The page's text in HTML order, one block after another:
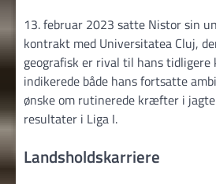
13. februar 2023 satte Nistor sin
kontrakt med Universitatea Cluj,
geografisk er rival til hans tidligere
indikerede både hans fortsatte
ønske om rutinerede kræfter i
resultater i Liga I.
Landsholdskarriere